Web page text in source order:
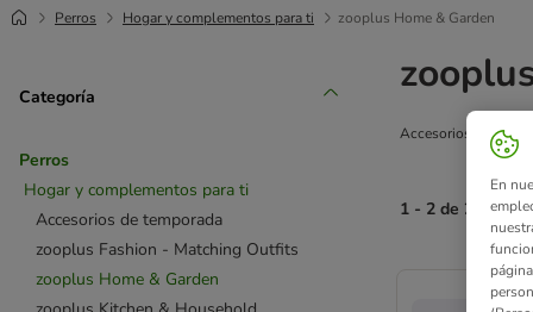
Perros Hogar y complementos para ti zooplus Home & Garden
Categoría
Perros
Hogar y complementos para ti
Accesorios de temporada
zooplus Fashion - Matching Outfits
zooplus Home & Garden
Accesorios
1 - 2 de 2
product items
En